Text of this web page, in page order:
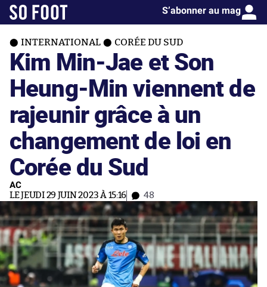
S’abonner au mag
INTERNATIONAL CORÉE DU SUD
Kim Min-Jae et Son
Heung-Min viennent de
rajeunir grâce à un
changement de loi en
Corée du Sud
AC
LE JEUDI 29 JUIN 2023 À 15:16 48